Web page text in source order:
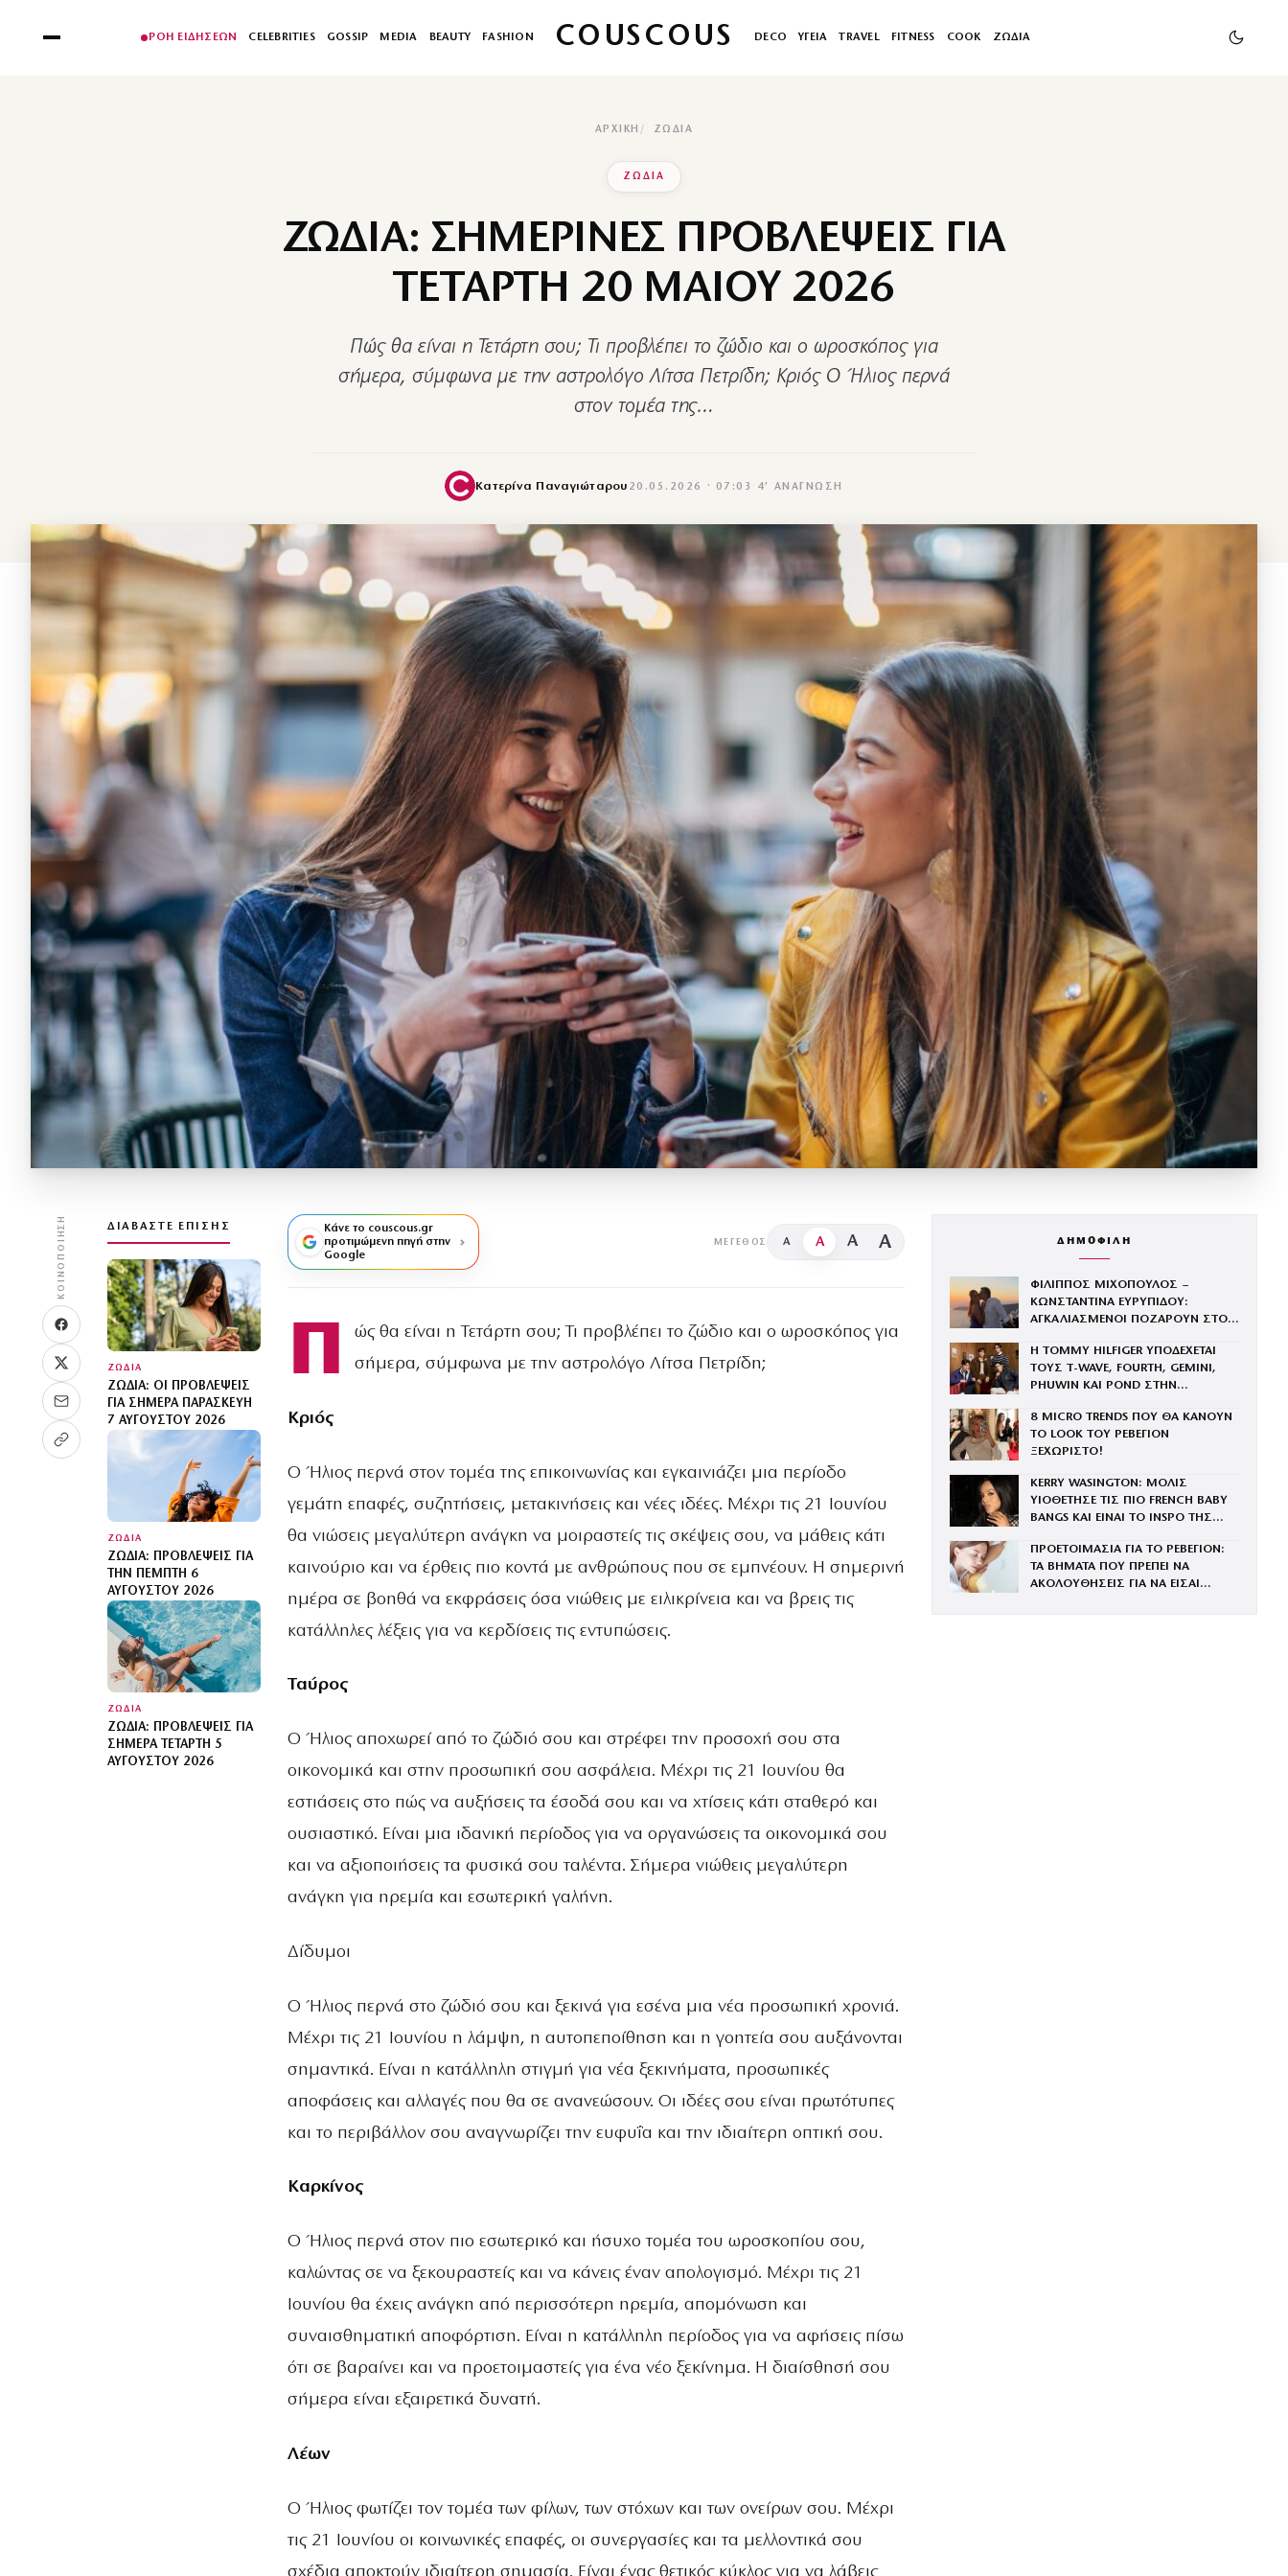
ΡΟΗ ΕΙΔΗΣΕΩΝ CELEBRITIES GOSSIP MEDIA BEAUTY FASHION COUSCOUS DECO ΥΓΕΙΑ TRAVEL FITNESS COOK ΖΩΔΙΑ
ΑΡΧΙΚΉ ΖΩΔΙΑ
ΖΩΔΙΑ
ΖΩΔΙΑ: ΣΗΜΕΡΙΝΕΣ ΠΡΟΒΛΕΨΕΙΣ ΓΙΑ
ΤΕΤΑΡΤΗ 20 ΜΑΙΟΥ 2026
Πώς θα είναι η Τετάρτη σου; Τι προβλέπει το ζώδιο και ο ωροσκόπος για
σήμερα, σύμφωνα με την αστρολόγο Λίτσα Πετρίδη; Κριός Ο Ήλιος περνά
στον τομέα της…
Κατερίνα Παναγιώταρου 20.05.2026 · 07:03 · 4′ ΑΝΆΓΝΩΣΗ
ΚΟΙΝΟΠΟΊΗΣΗ ΔΙΑΒΆΣΤΕ ΕΠΊΣΗΣ
ΖΩΔΙΑ
ΖΏΔΙΑ: ΟΙ ΠΡΟΒΛΈΨΕΙΣ
ΓΙΑ ΣΉΜΕΡΑ ΠΑΡΑΣΚΕΥΉ
7 ΑΥΓΟΎΣΤΟΥ 2026
ΖΩΔΙΑ
ΖΏΔΙΑ: ΠΡΟΒΛΈΨΕΙΣ ΓΙΑ
ΤΗΝ ΠΈΜΠΤΗ 6
ΑΥΓΟΎΣΤΟΥ 2026
ΖΩΔΙΑ
ΖΏΔΙΑ: ΠΡΟΒΛΈΨΕΙΣ ΓΙΑ
ΣΉΜΕΡΑ ΤΕΤΆΡΤΗ 5
ΑΥΓΟΎΣΤΟΥ 2026
Κάνε το couscous.gr
προτιμώμενη πηγή στην
Google
ΜΈΓΕΘΟΣ A A A A
Π
ώς θα είναι η Τετάρτη σου; Τι προβλέπει το ζώδιο και ο ωροσκόπος για
σήμερα, σύμφωνα με την αστρολόγο Λίτσα Πετρίδη;
Κριός
Ο Ήλιος περνά στον τομέα της επικοινωνίας και εγκαινιάζει μια περίοδο
γεμάτη επαφές, συζητήσεις, μετακινήσεις και νέες ιδέες. Μέχρι τις 21 Ιουνίου
θα νιώσεις μεγαλύτερη ανάγκη να μοιραστείς τις σκέψεις σου, να μάθεις κάτι
καινούριο και να έρθεις πιο κοντά με ανθρώπους που σε εμπνέουν. Η σημερινή
ημέρα σε βοηθά να εκφράσεις όσα νιώθεις με ειλικρίνεια και να βρεις τις
κατάλληλες λέξεις για να κερδίσεις τις εντυπώσεις.
Ταύρος
Ο Ήλιος αποχωρεί από το ζώδιό σου και στρέφει την προσοχή σου στα
οικονομικά και στην προσωπική σου ασφάλεια. Μέχρι τις 21 Ιουνίου θα
εστιάσεις στο πώς να αυξήσεις τα έσοδά σου και να χτίσεις κάτι σταθερό και
ουσιαστικό. Είναι μια ιδανική περίοδος για να οργανώσεις τα οικονομικά σου
και να αξιοποιήσεις τα φυσικά σου ταλέντα. Σήμερα νιώθεις μεγαλύτερη
ανάγκη για ηρεμία και εσωτερική γαλήνη.
Δίδυμοι
Ο Ήλιος περνά στο ζώδιό σου και ξεκινά για εσένα μια νέα προσωπική χρονιά.
Μέχρι τις 21 Ιουνίου η λάμψη, η αυτοπεποίθηση και η γοητεία σου αυξάνονται
σημαντικά. Είναι η κατάλληλη στιγμή για νέα ξεκινήματα, προσωπικές
αποφάσεις και αλλαγές που θα σε ανανεώσουν. Οι ιδέες σου είναι πρωτότυπες
και το περιβάλλον σου αναγνωρίζει την ευφυΐα και την ιδιαίτερη οπτική σου.
Καρκίνος
Ο Ήλιος περνά στον πιο εσωτερικό και ήσυχο τομέα του ωροσκοπίου σου,
καλώντας σε να ξεκουραστείς και να κάνεις έναν απολογισμό. Μέχρι τις 21
Ιουνίου θα έχεις ανάγκη από περισσότερη ηρεμία, απομόνωση και
συναισθηματική αποφόρτιση. Είναι η κατάλληλη περίοδος για να αφήσεις πίσω
ότι σε βαραίνει και να προετοιμαστείς για ένα νέο ξεκίνημα. Η διαίσθησή σου
σήμερα είναι εξαιρετικά δυνατή.
Λέων
Ο Ήλιος φωτίζει τον τομέα των φίλων, των στόχων και των ονείρων σου. Μέχρι
τις 21 Ιουνίου οι κοινωνικές επαφές, οι συνεργασίες και τα μελλοντικά σου
σχέδια αποκτούν ιδιαίτερη σημασία. Είναι ένας θετικός κύκλος για να λάβεις
ΔΗΜΟΦΙΛΗ
ΦΙΛΙΠΠΟΣ ΜΙΧΟΠΟΥΛΟΣ –
ΚΩΝΣΤΑΝΤΙΝΑ ΕΥΡΥΠΙΔΟΥ:
ΑΓΚΑΛΙΑΣΜΕΝΟΙ ΠΟΖΑΡΟΥΝ ΣΤΟ
Η TOMMY HILFIGER ΥΠΟΔΕΧΕΤΑΙ
ΤΟΥΣ Τ-WAVE, FOURTH, GEMINI,
PHUWIN ΚΑΙ POND ΣΤΗΝ
8 MICRO TRENDS ΠΟΥ ΘΑ ΚΑΝΟΥΝ
ΤΟ LOOK ΤΟΥ ΡΕΒΕΓΙΟΝ
ΞΕΧΩΡΙΣΤΟ!
KERRY WASINGTON: ΜΟΛΙΣ
ΥΙΟΘΕΤΗΣΕ ΤΙΣ ΠΙΟ FRENCH BABY
BANGS ΚΑΙ ΕΙΝΑΙ ΤΟ INSPO ΤΗΣ
ΠΡΟΕΤΟΙΜΑΣΙΑ ΓΙΑ ΤΟ ΡΕΒΕΓΙΟΝ:
ΤΑ ΒΗΜΑΤΑ ΠΟΥ ΠΡΕΠΕΙ ΝΑ
ΑΚΟΛΟΥΘΗΣΕΙΣ ΓΙΑ ΝΑ ΕΙΣΑΙ